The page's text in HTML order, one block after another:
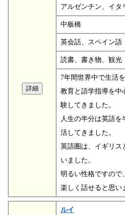
アルゼンチン、イタ
中板橋
英会話、スペイン語
読書、書き物、観光
7年間世界中で生活
教育と語学指導を中
験してきました。
人生の半分は英語
活してきました。
英語圏は、イギリス
いました。
明るい性格ですので
楽しく話せると思い
ルイ